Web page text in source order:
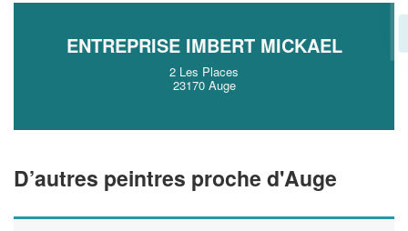
ENTREPRISE IMBERT MICKAEL
2 Les Places
23170 Auge
D’autres peintres proche d'Auge
En savoir plus